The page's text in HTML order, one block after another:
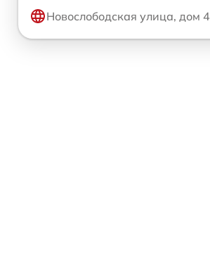
Новослободская улица, дом 4